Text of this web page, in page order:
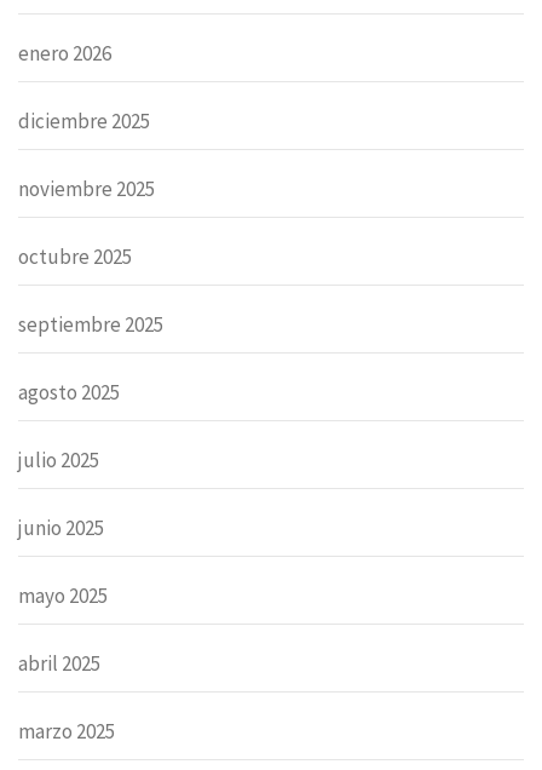
enero 2026
diciembre 2025
noviembre 2025
octubre 2025
septiembre 2025
agosto 2025
julio 2025
junio 2025
mayo 2025
abril 2025
marzo 2025